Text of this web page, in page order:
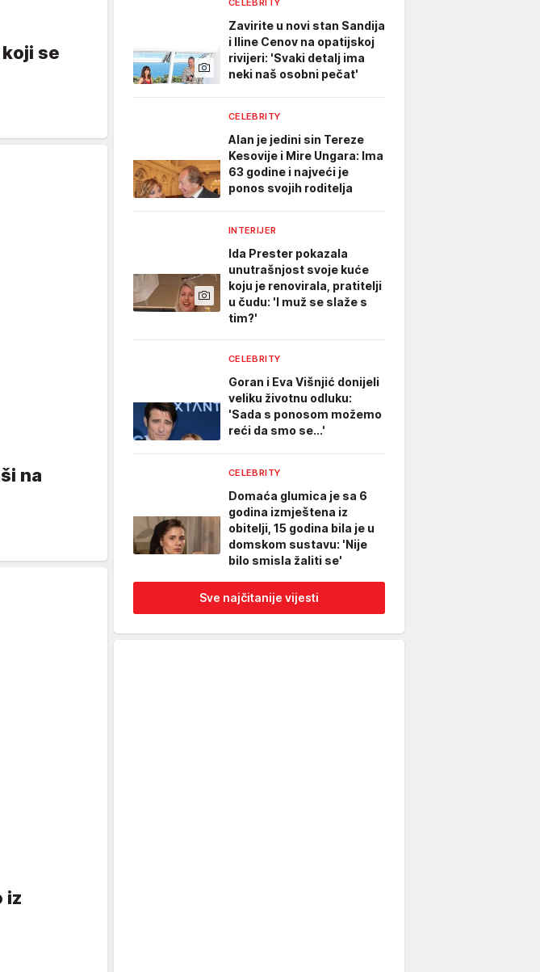
se
na
iz
CELEBRITY
Zavirite u novi stan Sandija
i Iline Cenov na opatijskoj
rivijeri: 'Svaki detalj ima
neki naš osobni pečat'
CELEBRITY
Alan je jedini sin Tereze
Kesovije i Mire Ungara: Ima
63 godine i najveći je
ponos svojih roditelja
INTERIJER
Ida Prester pokazala
unutrašnjost svoje kuće
koju je renovirala, pratitelji
u čudu: 'I muž se slaže s
tim?'
CELEBRITY
Goran i Eva Višnjić donijeli
veliku životnu odluku:
'Sada s ponosom možemo
reći da smo se...'
CELEBRITY
Domaća glumica je sa 6
godina izmještena iz
obitelji, 15 godina bila je u
domskom sustavu: 'Nije
bilo smisla žaliti se'
Sve najčitanije vijesti